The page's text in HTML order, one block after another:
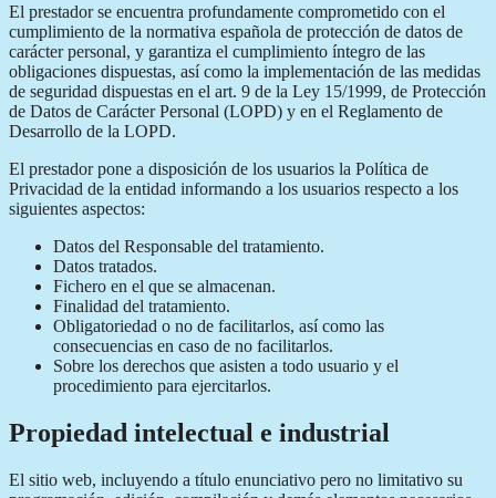
El prestador se encuentra profundamente comprometido con el
cumplimiento de la normativa española de protección de datos de
carácter personal, y garantiza el cumplimiento íntegro de las
obligaciones dispuestas, así como la implementación de las medidas
de seguridad dispuestas en el art. 9 de la Ley 15/1999, de Protección
de Datos de Carácter Personal (LOPD) y en el Reglamento de
Desarrollo de la LOPD.
El prestador pone a disposición de los usuarios la Política de
Privacidad de la entidad informando a los usuarios respecto a los
siguientes aspectos:
Datos del Responsable del tratamiento.
Datos tratados.
Fichero en el que se almacenan.
Finalidad del tratamiento.
Obligatoriedad o no de facilitarlos, así como las
consecuencias en caso de no facilitarlos.
Sobre los derechos que asisten a todo usuario y el
procedimiento para ejercitarlos.
Propiedad intelectual e industrial
El sitio web, incluyendo a título enunciativo pero no limitativo su